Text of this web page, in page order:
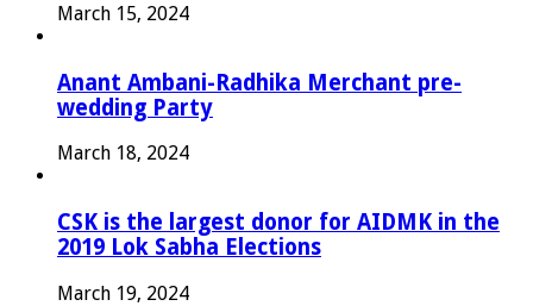
March 15, 2024
Anant Ambani-Radhika Merchant pre-
wedding Party
March 18, 2024
CSK is the largest donor for AIDMK in the
2019 Lok Sabha Elections
March 19, 2024